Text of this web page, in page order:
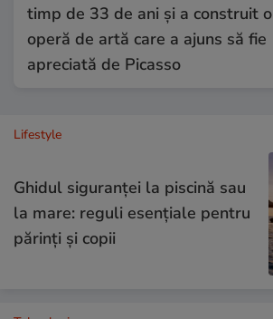
timp de 33 de ani și a construit o
operă de artă care a ajuns să fie
apreciată de Picasso
Lifestyle
Ghidul siguranței la piscină sau
la mare: reguli esențiale pentru
părinți și copii